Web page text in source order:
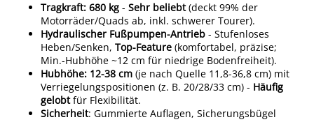
Tragkraft: 680 kg - Sehr beliebt(deckt 99% der
Motorräder/Quads ab, inkl. schwerer Tourer).
Hydraulischer Fußpumpen-Antrieb - Stufenloses
Heben/Senken, Top-Feature (komfortabel, präzise;
Min.-Hubhöhe ~12 cm für niedrige Bodenfreiheit).
Hubhöhe: 12-38 cm (je nach Quelle 11,8-36,8 cm) mit
Verriegelungspositionen (z. B. 20/28/33 cm) - Häufig
gelobtfür Flexibilität.
Sicherheit: Gummierte Auflagen, Sicherungsbügel